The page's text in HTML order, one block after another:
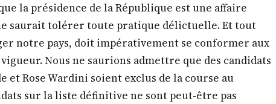
la présidence de la République est une affaire
saurait tolérer toute pratique délictuelle. Et tout
notre pays, doit impérativement se conformer aux
Nous ne saurions admettre que des candidats
et Rose Wardini soient exclus de la course au
sur la liste définitive ne sont peut-être pas